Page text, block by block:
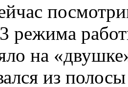
3 режима
на
из